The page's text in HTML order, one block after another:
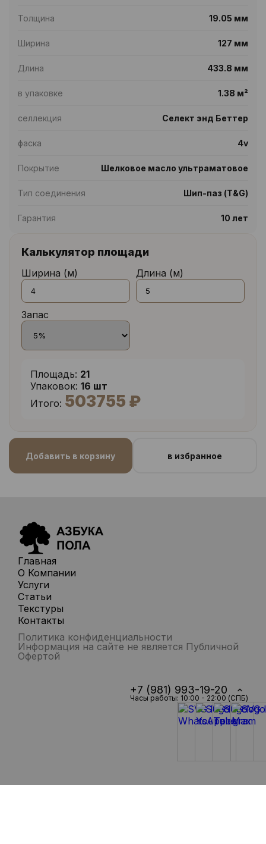
Толщина 19.05 мм
Ширина 127 мм
Длина 433.8 мм
в упаковке 1.38 м²
селлекция Селект энд Беттер
фаска 4v
Покрытие Шелковое масло ультраматовое
Тип соединения Шип-паз (T&G)
Гарантия 10 лет
Калькулятор площади
Ширина (м) Длина (м)
Запас
Площадь: 21
Упаковок: 16 шт
Итого: 503755 ₽
Добавить в корзину в избранное
Главная
О Компании
Услуги
Статьи
Текстуры
Контакты
Политика конфиденциальности
Информация на сайте не является Публичной
Офертой
+7 (981) 993-19-20
Часы работы: 10:00 - 22:00 (СПБ)